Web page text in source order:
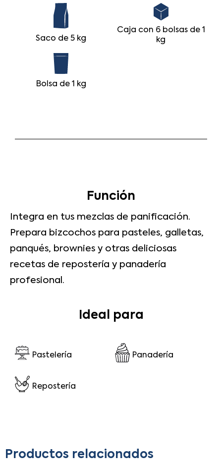
Saco de 5 kg
Caja con 6 bolsas de 1
kg
Bolsa de 1 kg
Función
Integra en tus mezclas de panificación.
Prepara bizcochos para pasteles, galletas,
panqués, brownies y otras deliciosas
recetas de repostería y panadería
profesional.
Ideal para
Pastelería Panadería
Repostería
Productos relacionados